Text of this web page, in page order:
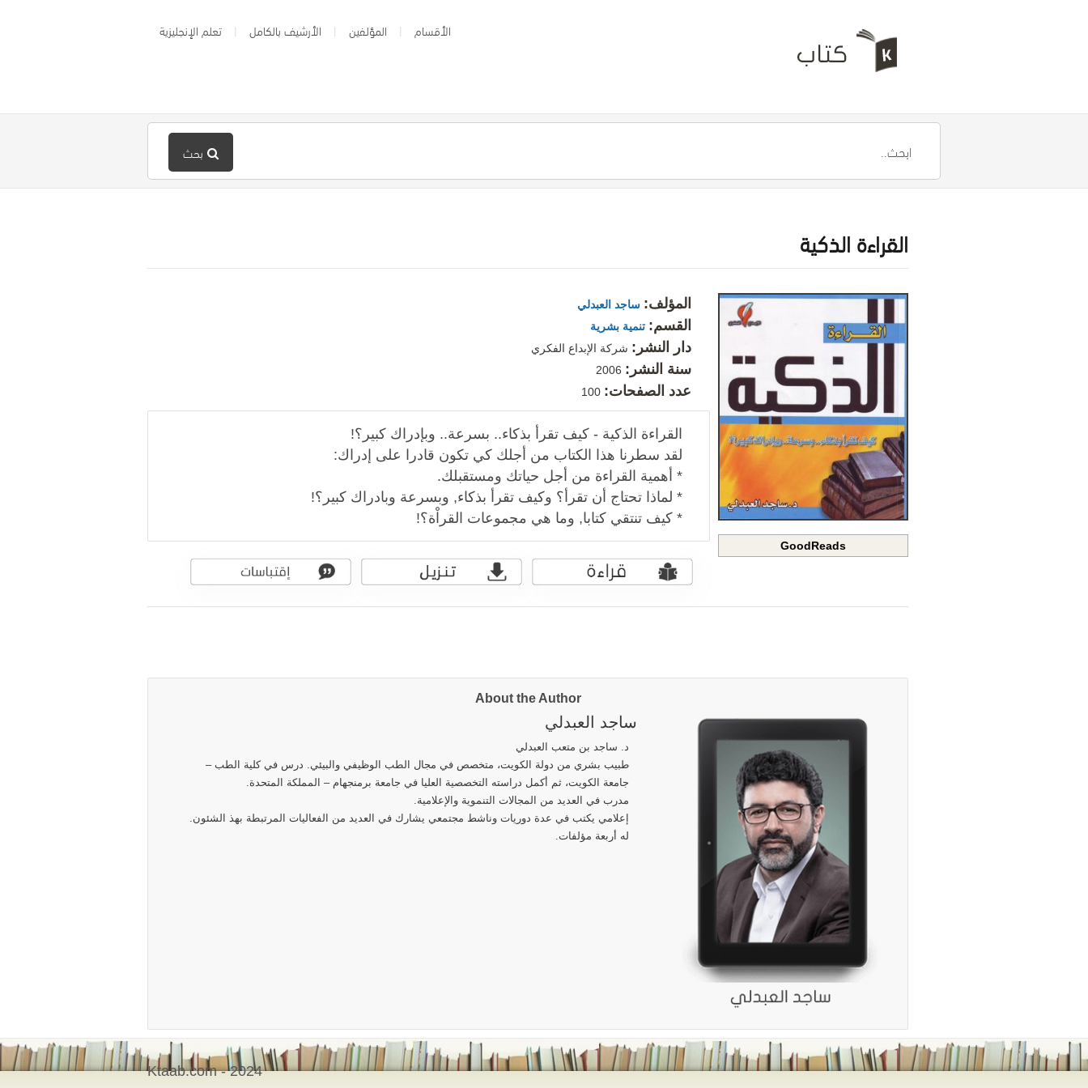
الأقسام المؤلفين الأرشيف بالكامل تعلم الإنجليزية
بحث
القراءة الذكية
GoodReads
المؤلف: ساجد العبدلي
القسم: تنمية بشرية
دار النشر: شركة الإبداع الفكري
سنة النشر:
عدد الصفحات:
القراءة الذكية - كيف تقرأ بذكاء.. بسرعة.. وبإدراك كبير؟!
لقد سطرنا هذا الكتاب من أجلك كي تكون قادرا على إدراك:
* أهمية القراءة من أجل حياتك ومستقبلك.
* لماذا تحتاج أن تقرأ؟ وكيف تقرأ بذكاء, وبسرعة وبادراك كبير؟!
* كيف تنتقي كتابا, وما هي مجموعات القراْة؟!
About the Author
ساجد العبدلي
د. ساجد بن متعب العبدلي
طبيب بشري من دولة الكويت، متخصص في مجال الطب الوظيفي والبيئي. درس في كلية الطب –
جامعة الكويت، ثم أكمل دراسته التخصصية العليا في جامعة برمنجهام – المملكة المتحدة.
مدرب في العديد من المجالات التنموية والإعلامية.
إعلامي يكتب في عدة دوريات وناشط مجتمعي يشارك في العديد من الفعاليات المرتبطة بهذ الشئون.
له أربعة مؤلفات.
Ktaab.com - 2024